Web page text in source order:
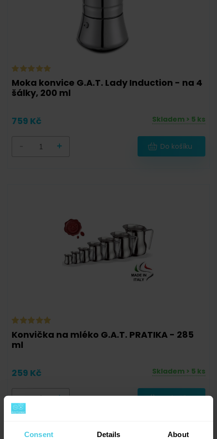
Consent Details About
Moka konvice G.A.T. Lady Induction - na 4
šálky, 200 ml
759 Kč Skladem > 5 ks
+ Do košíku
Konvička na mléko G.A.T. PRATIKA - 285
ml
259 Kč Skladem > 5 ks
- + Do košíku